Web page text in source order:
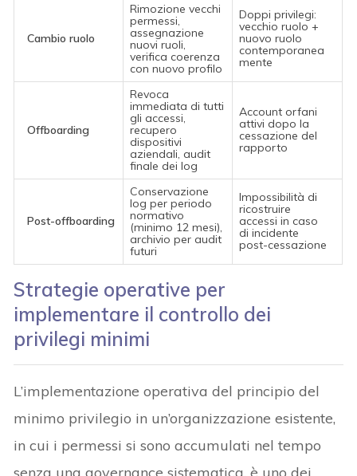
Cambio ruolo
Rimozione vecchi
permessi,
assegnazione
nuovi ruoli,
verifica coerenza
con nuovo profilo
Doppi privilegi:
vecchio ruolo +
nuovo ruolo
contemporanea
mente
Offboarding
Revoca
immediata di tutti
gli accessi,
recupero
dispositivi
aziendali, audit
finale dei log
Account orfani
attivi dopo la
cessazione del
rapporto
Post-offboarding
Conservazione
log per periodo
normativo
(minimo 12 mesi),
archivio per audit
futuri
Impossibilità di
ricostruire
accessi in caso
di incidente
post-cessazione
Strategie operative per
implementare il controllo dei
privilegi minimi
L’implementazione operativa del principio del
minimo privilegio in un’organizzazione esistente,
in cui i permessi si sono accumulati nel tempo
senza una governance sistematica, è uno dei